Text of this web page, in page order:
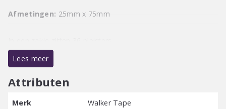
Afmetingen: 25mm x 75mm
Lees meer
Attributen
Merk Walker Tape